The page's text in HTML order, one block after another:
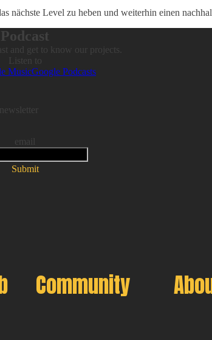
nächste Level zu heben und weiterhin einen
Podcast
and get to know our projects.
Listen to
MusicGoogle Podcasts
newsletter
email
Submit
Community